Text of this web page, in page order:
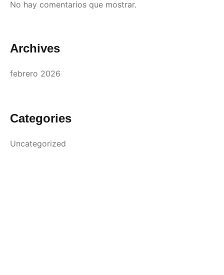
No hay comentarios que mostrar.
Archives
febrero 2026
Categories
Uncategorized